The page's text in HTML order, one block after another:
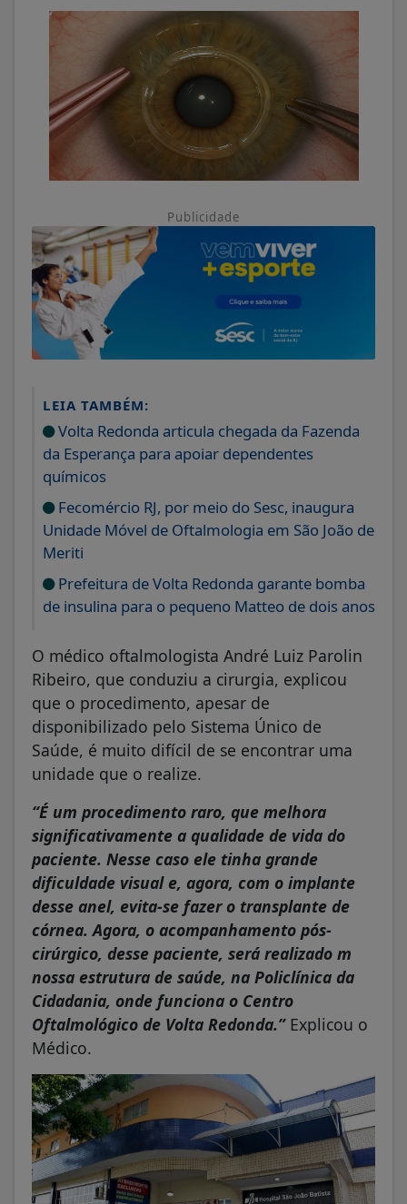
Publicidade
LEIA TAMBÉM:
Volta Redonda articula chegada da Fazenda
da Esperança para apoiar dependentes
químicos
Fecomércio RJ, por meio do Sesc, inaugura
Unidade Móvel de Oftalmologia em São João de
Meriti
Prefeitura de Volta Redonda garante bomba
de insulina para o pequeno Matteo de dois anos
O médico oftalmologista André Luiz Parolin
Ribeiro, que conduziu a cirurgia, explicou
que o procedimento, apesar de
disponibilizado pelo Sistema Único de
Saúde, é muito difícil de se encontrar uma
unidade que o realize.
“É um procedimento raro, que melhora
significativamente a qualidade de vida do
paciente. Nesse caso ele tinha grande
dificuldade visual e, agora, com o implante
desse anel, evita-se fazer o transplante de
córnea. Agora, o acompanhamento pós-
cirúrgico, desse paciente, será realizado m
nossa estrutura de saúde, na Policlínica da
Cidadania, onde funciona o Centro
Oftalmológico de Volta Redonda.”Explicou o
Médico.